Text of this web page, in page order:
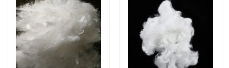
Stapelvezel van gerecycled polyester
Stapelvezel van polypropyleen